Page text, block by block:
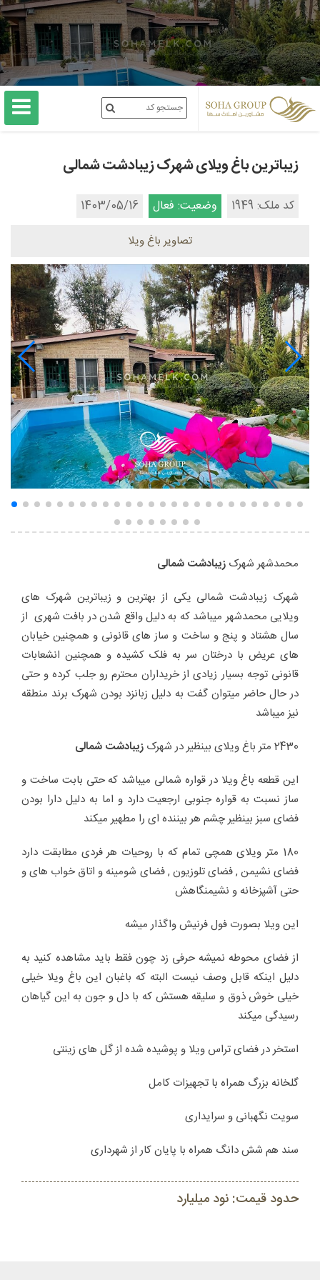
زیباترین باغ ویلای شهرک زیبادشت شمالی
کد ملک: 1949 وضعیت: فعال 1403/05/16
تصاویر باغ ویلا
محمدشهر شهرک زیبادشت شمالی
شهرک زیبادشت شمالی یکی از بهترین و زیباترین شهرک های
ویلایی محمدشهر میباشد که به دلیل واقع شدن در بافت شهری از
سال هشتاد و پنج و ساخت و ساز های قانونی و همچنین خیابان
های عریض با درختان سر به فلک کشیده و همچنین انشعابات
قانونی توجه بسیار زیادی از خریداران محترم رو جلب کرده و حتی
در حال حاضر میتوان گفت به دلیل زبانزد بودن شهرک برند منطقه
نیز میباشد
2430 متر باغ ویلای بینظیر در شهرک
زیبادشت شمالی
این قطعه باغ ویلا در قواره شمالی میباشد که حتی بابت ساخت و
ساز نسبت به قواره جنوبی ارجعیت دارد و اما به دلیل دارا بودن
فضای سبز بینظیر چشم هر بیننده ای را مطهیر میکند
180 متر ویلای همچی تمام که با روحیات هر فردی مطابقت دارد
فضای نشیمن , فضای تلوزیون , فضای شومینه و اتاق خواب های و
حتی آشپزخانه و نشیمنگاهش
این ویلا بصورت فول فرنیش واگذار میشه
از فضای محوطه نمیشه حرفی زد چون فقط باید مشاهده کنید به
دلیل اینکه قابل وصف نیست البته که باغبان این باغ ویلا خیلی
خیلی خوش ذوق و سلیقه هستش که با دل و جون به این گیاهان
رسیدگی میکند
استخر در فضای تراس ویلا و پوشیده شده از گل های زینتی
گلخانه بزرگ همراه با تجهیزات کامل
سویت نگهبانی و سرایداری
سند هم شش دانگ همراه با پایان کار از شهرداری
حدود قیمت: نود میلیارد